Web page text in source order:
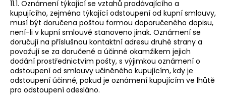
11.1. Oznámení týkající se vztahů prodávajícího a
kupujícího, zejména týkající odstoupení od kupní smlouvy,
musí být doručena poštou formou doporučeného dopisu,
není-li v kupní smlouvě stanoveno jinak. Oznámení se
doručují na příslušnou kontaktní adresu druhé strany a
považují se za doručené a účinné okamžikem jejich
dodání prostřednictvím pošty, s výjimkou oznámení o
odstoupení od smlouvy učiněného kupujícím, kdy je
odstoupení účinné, pokud je oznámení kupujícím ve lhůtě
pro odstoupení odesláno.